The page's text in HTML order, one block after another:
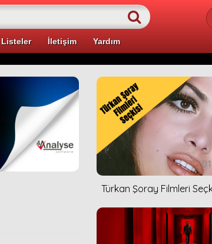
Listeler İletişim Yardım
Türkan Şoray Filmleri